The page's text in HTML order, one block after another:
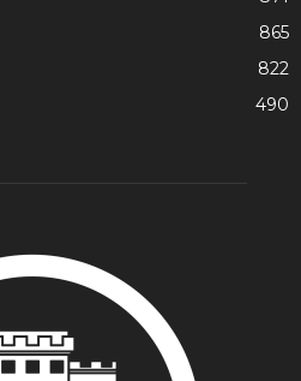
865
822
490